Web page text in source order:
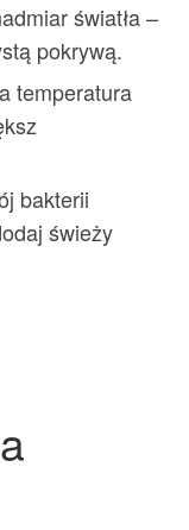
światła –
pokrywą.
temperatura
bakterii
świeży